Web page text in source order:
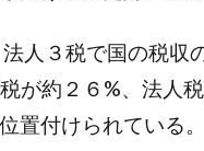
人３税で国の税収
が約２６%、法人
置付けられている。